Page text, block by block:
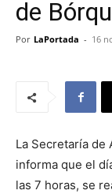
de
Por LaPortada - 16
La Secretaría de
informa que el
las 7 horas, se